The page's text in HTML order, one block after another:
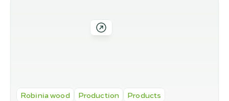
Robinia wood Production Products